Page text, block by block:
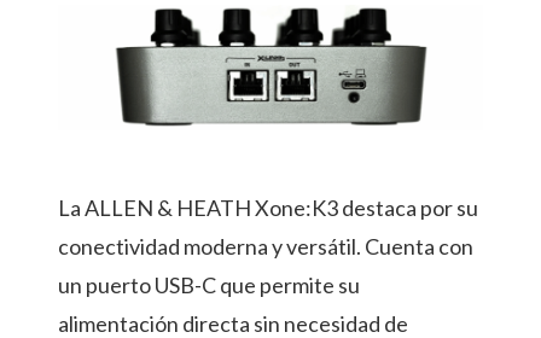
La ALLEN & HEATH Xone:K3 destaca por su
conectividad moderna y versátil. Cuenta con
un puerto USB-C que permite su
alimentación directa sin necesidad de